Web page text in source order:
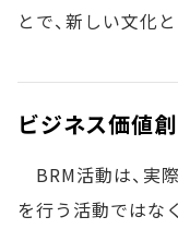
とで、新しい文化
ビジネス価値
BRM活動は、実
を行う活動ではな